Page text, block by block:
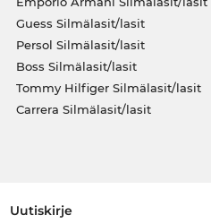
Guess Silmälasit/lasit
Persol Silmälasit/lasit
Boss Silmälasit/lasit
Tommy Hilfiger Silmälasit/lasit
Carrera Silmälasit/lasit
Uutiskirje